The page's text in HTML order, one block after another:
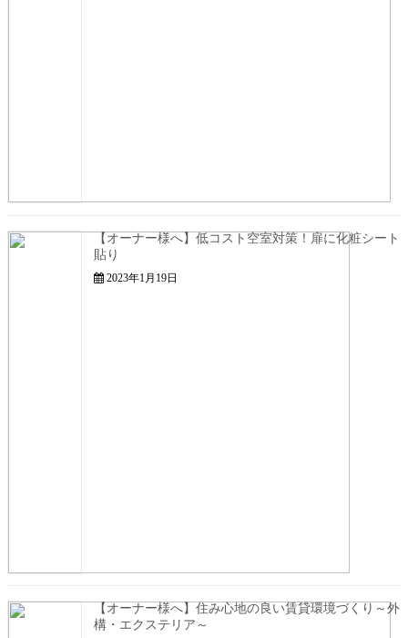
【オーナー様へ】低コスト空室対策！扉に化粧シート
貼り
2023年1月19日
【オーナー様へ】住み心地の良い賃貸環境づくり～外
構・エクステリア～